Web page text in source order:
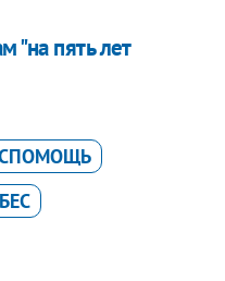
"на пять лет